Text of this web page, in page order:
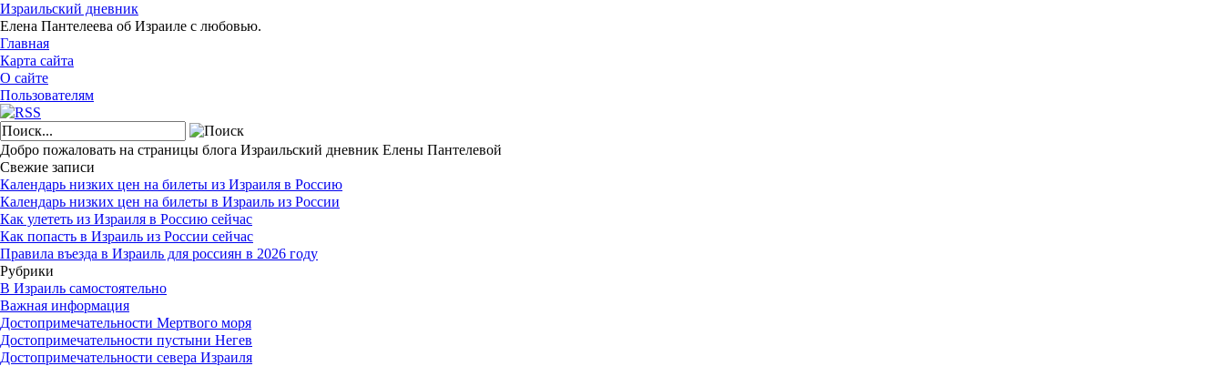
Израильский дневник
Елена Пантелеева об Израиле с любовью.
Главная
Карта сайта
О сайте
Пользователям
Добро пожаловать на страницы блога Израильский дневник Елены Пантелевой
Свежие записи
Календарь низких цен на билеты из Израиля в Россию
Календарь низких цен на билеты в Израиль из России
Как улететь из Израиля в Россию сейчас
Как попасть в Израиль из России сейчас
Правила въезда в Израиль для россиян в 2026 году
Рубрики
В Израиль самостоятельно
Важная информация
Достопримечательности Мертвого моря
Достопримечательности пустыни Негев
Достопримечательности севера Израиля